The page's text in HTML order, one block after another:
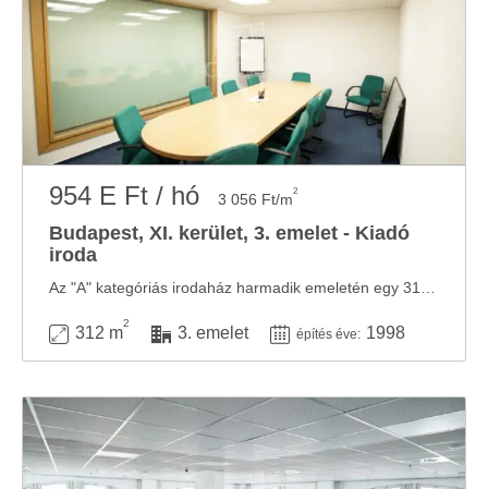
954 E Ft / hó 3 056 Ft/m2
Budapest, XI. kerület, 3. emelet - Kiadó
iroda
312 m
2
3. emelet építés éve: 1998